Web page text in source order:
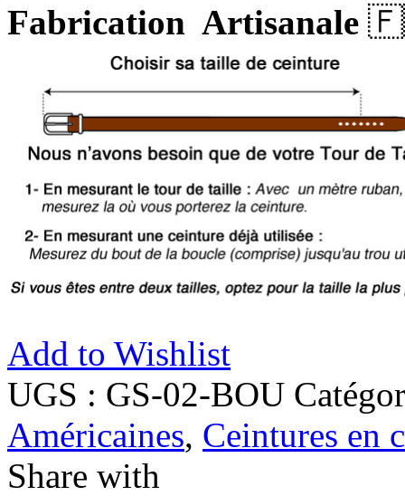
Fabrication Artisanale
Add to Wishlist
UGS : GS-02-BOU
Américaines, Ceintures en
Share with